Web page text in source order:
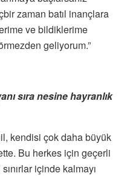
zaman batıl inançlara
ve bildiklerime
geliyorum.”
sıra nesine hayranlık
kendisi çok daha büyük
Bu herkes için geçerli
içinde kalmayı